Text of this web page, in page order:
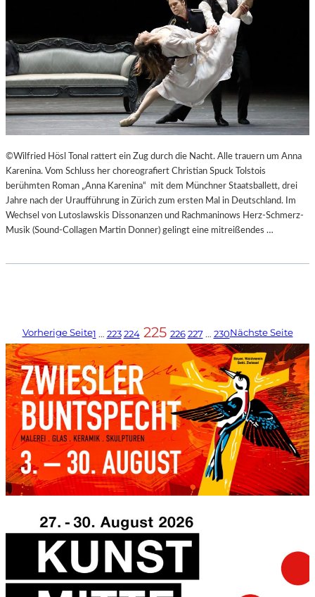
©Wilfried Hösl Tonal rattert ein Zug durch die Nacht. Alle trauern um Anna
Karenina. Vom Schluss her choreografiert Christian Spuck Tolstois
berühmten Roman „Anna Karenina“ mit dem Münchner Staatsballett, drei
Jahre nach der Uraufführung in Zürich zum ersten Mal in Deutschland. Im
Wechsel von Lutoslawskis Dissonanzen und Rachmaninows Herz-Schmerz-
Musik (Sound-Collagen Martin Donner) gelingt eine mitreißendes …
Vorherige Seite1 … 223 224 225 226 227 … 230Nächste Seite